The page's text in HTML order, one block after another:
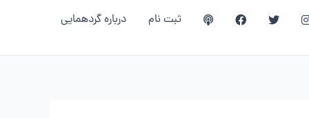
ثبت نام درباره گردهمایی